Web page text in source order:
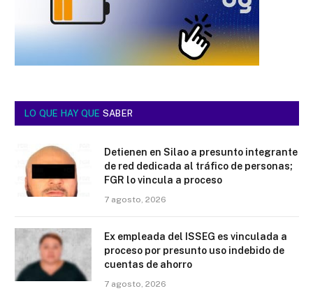
LO QUE HAY QUE SABER
Detienen en Silao a presunto integrante
de red dedicada al tráfico de personas;
FGR lo vincula a proceso
7 agosto, 2026
Ex empleada del ISSEG es vinculada a
proceso por presunto uso indebido de
cuentas de ahorro
7 agosto, 2026